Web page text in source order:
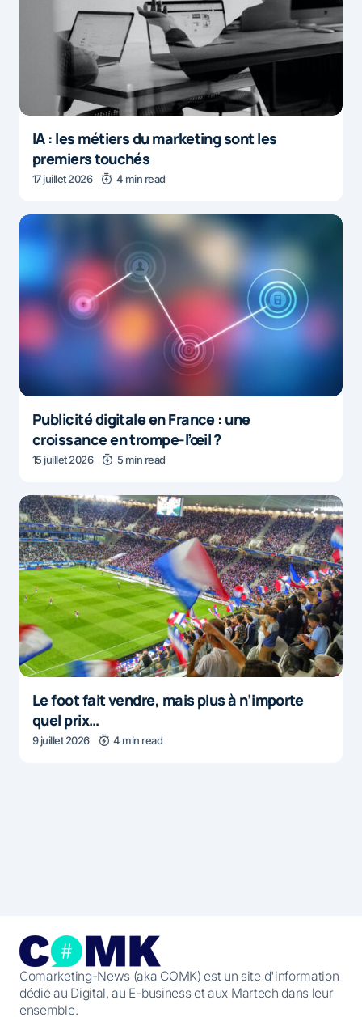
IA : les métiers du marketing sont les
premiers touchés
17 juillet 2026 4 min read
Publicité digitale en France : une
croissance en trompe-l’œil ?
15 juillet 2026 5 min read
Le foot fait vendre, mais plus à n’importe
quel prix…
9 juillet 2026 4 min read
Comarketing-News (aka COMK) est un site d'information
dédié au Digital, au E-business et aux Martech dans leur
ensemble.